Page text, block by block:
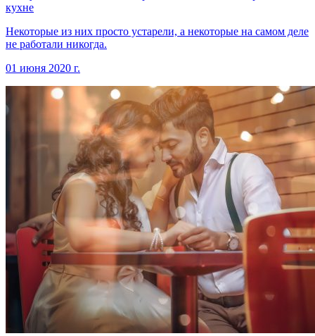
кухне
Некоторые из них просто устарели, а некоторые на самом деле
не работали никогда.
01 июня 2020 г.